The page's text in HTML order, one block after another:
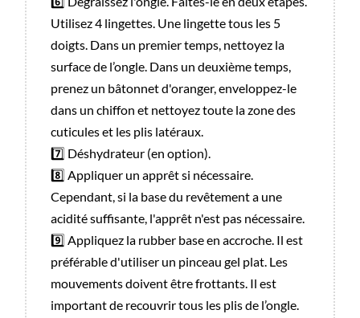
Utilisez 4 lingettes. Une lingette tous les 5
doigts. Dans un premier temps, nettoyez la
surface de l’ongle. Dans un deuxième temps,
prenez un bâtonnet d'oranger, enveloppez-le
dans un chiffon et nettoyez toute la zone des
cuticules et les plis latéraux.
7️⃣ Déshydrateur (en option).
8️⃣ Appliquer un apprêt si nécessaire.
Cependant, si la base du revêtement a une
acidité suffisante, l'apprêt n'est pas nécessaire.
9️⃣ Appliquez la rubber base en accroche. Il est
préférable d'utiliser un pinceau gel plat. Les
mouvements doivent être frottants. Il est
important de recouvrir tous les plis de l’ongle.